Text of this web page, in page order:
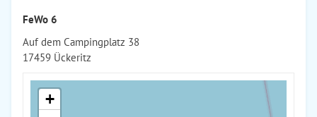
FeWo 6
Auf dem Campingplatz 38
17459 Ückeritz
+